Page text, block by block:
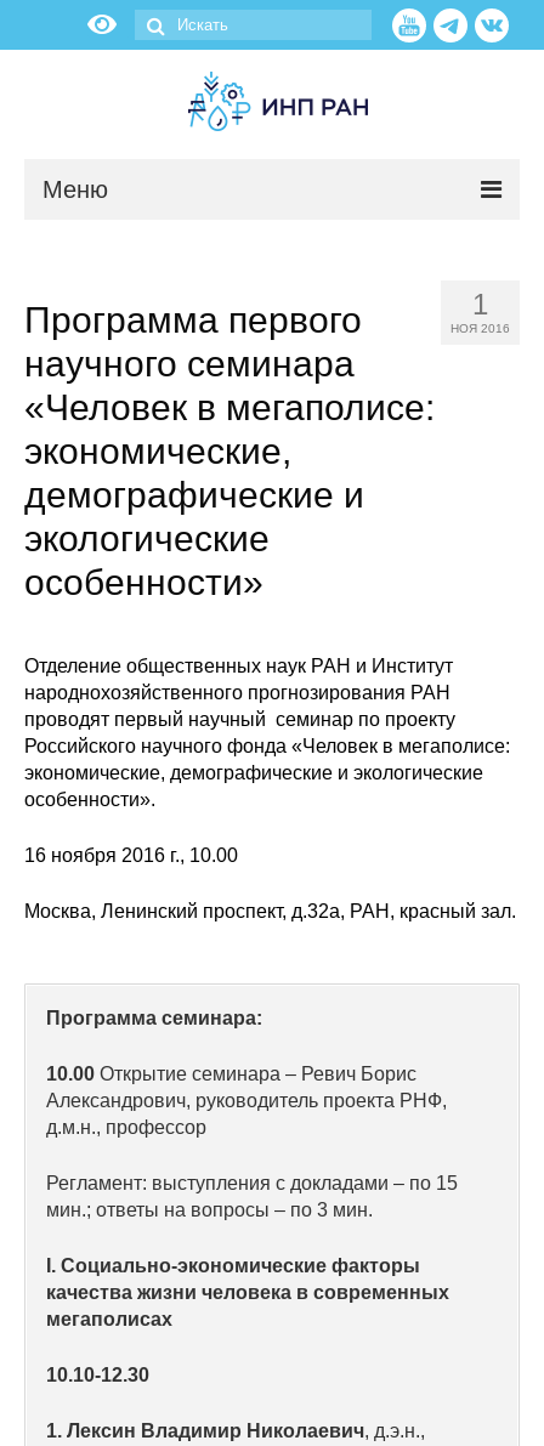
Меню
О нас
Об институте
Научные подразделения
Администрация
Сотрудники
Противодействие коррупции
Материалы для СМИ
Публикации
Научная жизнь
Издания
Редакционная этика
Информация для авторов
Стандарты оформления
1
НОЯ 2016
Программа первого
научного семинара
«Человек в мегаполисе:
экономические,
демографические и
экологические
особенности»
Отделение общественных наук РАН и Институт
народнохозяйственного прогнозирования РАН
проводят первый научный семинар по проекту
Российского научного фонда «Человек в мегаполисе:
экономические, демографические и экологические
особенности».
16 ноября 2016 г., 10.00
Москва, Ленинский проспект, д.32а, РАН, красный зал.
Программа семинара:
10.00 Открытие семинара – Ревич Борис
Александрович, руководитель проекта РНФ,
д.м.н., профессор
Регламент: выступления с докладами – по 15
мин.; ответы на вопросы – по 3 мин.
I. Социально-экономические факторы
качества жизни человека в современных
мегаполисах
10.10-12.30
1. Лексин Владимир Николаевич, д.э.н.,